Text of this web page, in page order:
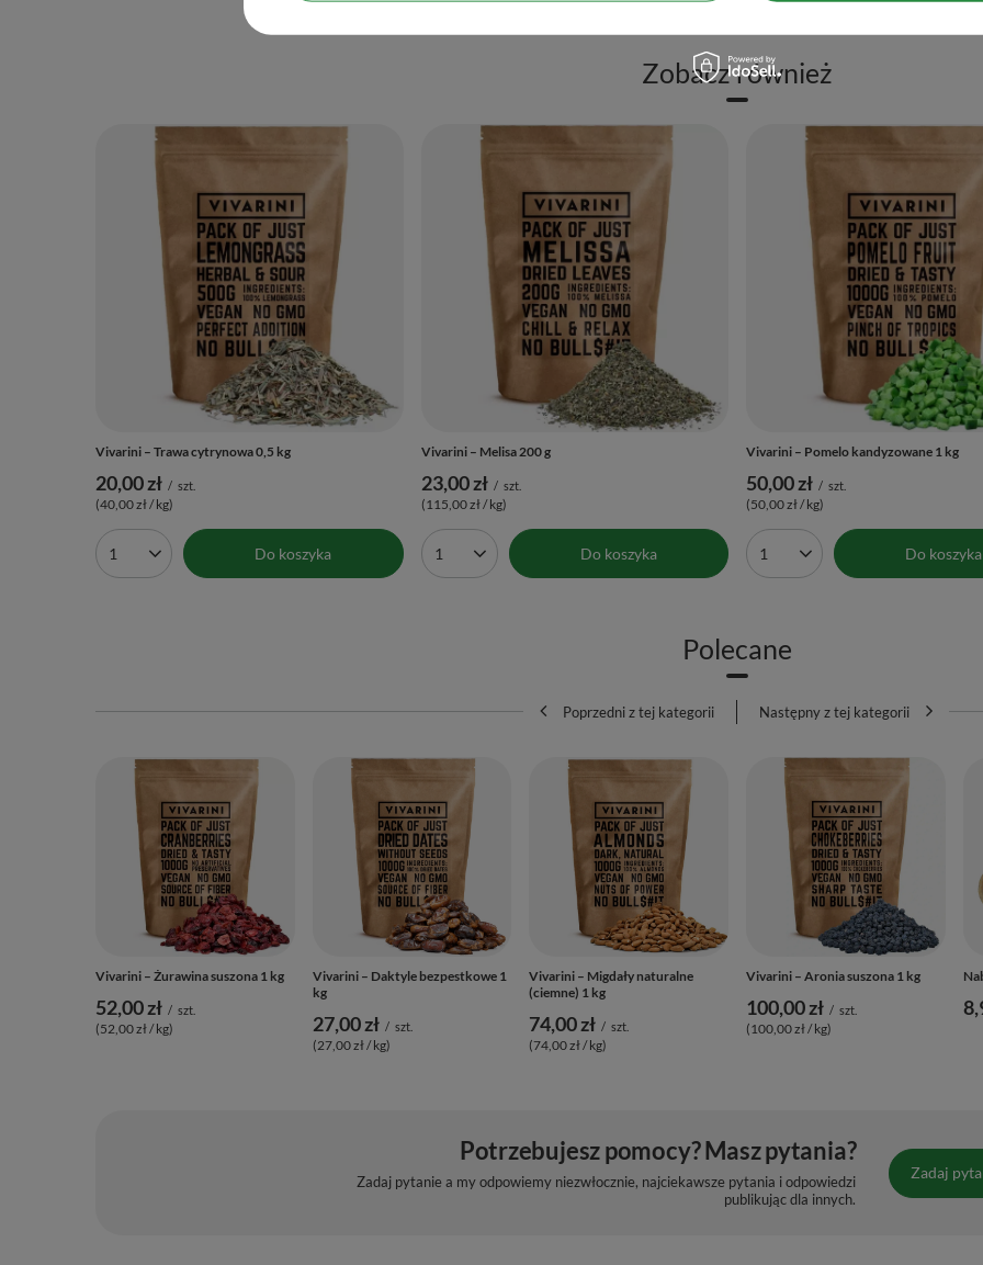
Zobacz również
Vivarini – Trawa cytrynowa 0,5 kg
20,00 zł / szt.
(40,00 zł / kg)
Ilość produktów Do koszyka
Vivarini – Melisa 200 g
23,00 zł / szt.
(115,00 zł / kg)
Ilość produktów Do koszyka
Vivarini – Pomelo kandyzowane 1 kg
50,00 zł / szt.
(50,00 zł / kg)
Ilość produktów Do koszyka
Polecane
Poprzedni z tej kategorii Następny z tej kategorii
Vivarini – Żurawina suszona 1 kg
52,00 zł / szt.
(52,00 zł / kg)
Vivarini – Daktyle bezpestkowe 1
kg
27,00 zł / szt.
(27,00 zł / kg)
Vivarini – Migdały naturalne
(ciemne) 1 kg
74,00 zł / szt.
(74,00 zł / kg)
Vivarini – Aronia suszona 1 kg
100,00 zł / szt.
(100,00 zł / kg)
Potrzebujesz pomocy? Masz pytania?
Zadaj pytanie a my odpowiemy niezwłocznie, najciekawsze pytania i odpowiedzi
publikując dla innych.
Zadaj